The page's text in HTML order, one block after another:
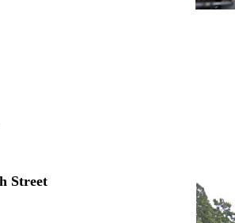
Street